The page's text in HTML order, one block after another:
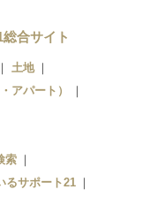
合サイト
土地
アパート）
索
るサポート21